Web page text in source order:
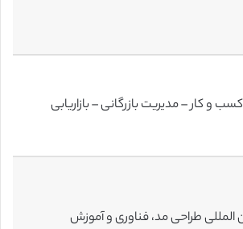
و کار – مدیریت بازرگانی – بازاریابی
المللی طراحی مد، فناوری و آموزش